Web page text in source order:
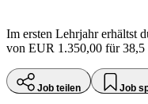
Im ersten Lehrjahr erhältst
von EUR 1.350,00 für 38,5
Job teilen Job